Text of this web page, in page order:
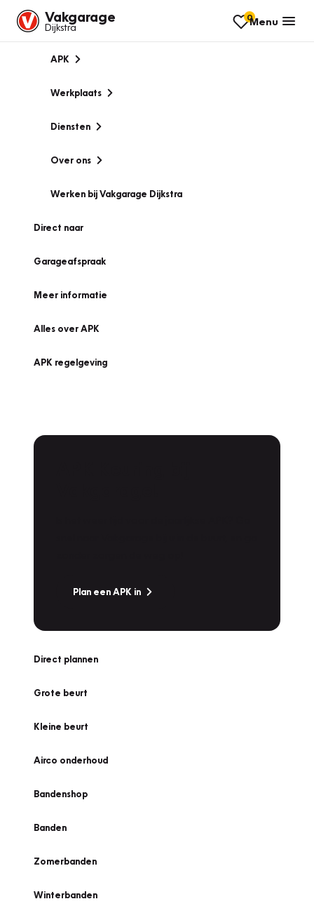
Vakgarage
Dijkstra
0Menu
APK
Werkplaats
Diensten
Over ons
Werken bij Vakgarage Dijkstra
Direct naar
Garageafspraak
Meer informatie
Alles over APK
APK regelgeving
Plan een APK in
Direct plannen
Grote beurt
Kleine beurt
Airco onderhoud
Bandenshop
Banden
Zomerbanden
Winterbanden